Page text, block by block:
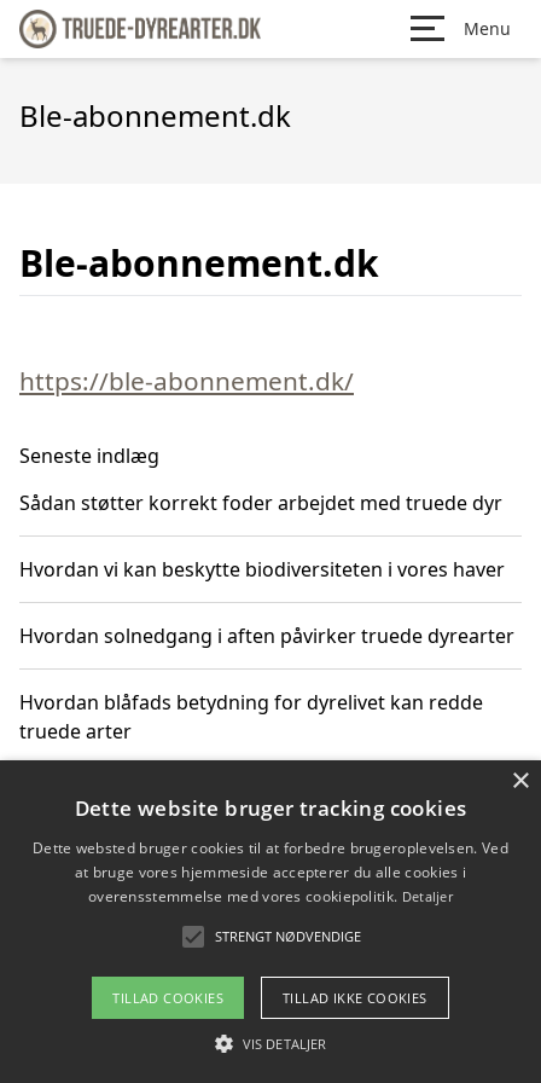
Menu
Ble-abonnement.dk
Ble-abonnement.dk
https://ble-abonnement.dk/
Seneste indlæg
Sådan støtter korrekt foder arbejdet med truede dyr
Hvordan vi kan beskytte biodiversiteten i vores haver
Hvordan solnedgang i aften påvirker truede dyrearter
Hvordan blåfads betydning for dyrelivet kan redde
truede arter
Hvordan kan gaver til unge voksne støtte bevarelsen
Copyright 2026 - Pilanto Aps
Om / kontakt
Blog Betingelser
×
Dette website bruger tracking cookies
Dette websted bruger cookies til at forbedre brugeroplevelsen. Ved
at bruge vores hjemmeside accepterer du alle cookies i
overensstemmelse med vores cookiepolitik. Detaljer
STRENGT NØDVENDIGE
TILLAD COOKIES TILLAD IKKE COOKIES
VIS DETALJER